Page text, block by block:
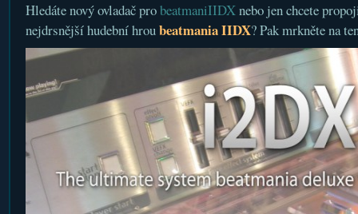
Hledáte nový ovladač probeatmaniIIDXnebo jen chcete
nejdrsnější hudební hroubeatmania IIDX? Pak mrkněte na